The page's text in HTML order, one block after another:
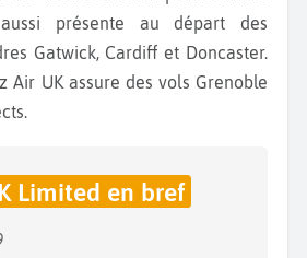
présente au départ des
Gatwick, Cardiff et Doncaster.
Air UK assure des vols Grenoble
Limited en bref